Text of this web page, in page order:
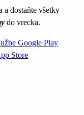
a dostaňte všetky
do vrecka.